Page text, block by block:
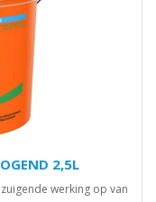
2,5L
werking op van